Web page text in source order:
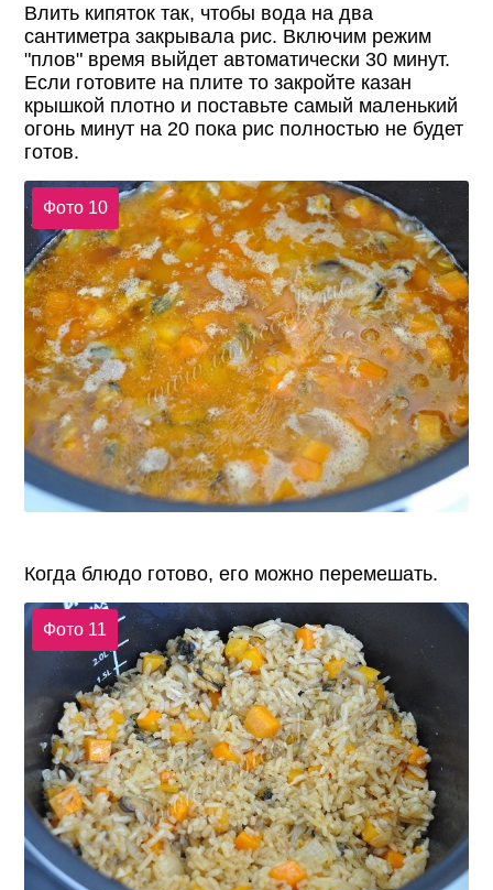
Влить кипяток так, чтобы вода на два
сантиметра закрывала рис. Включим режим
"плов" время выйдет автоматически 30 минут.
Если готовите на плите то закройте казан
крышкой плотно и поставьте самый маленький
огонь минут на 20 пока рис полностью не будет
готов.
Фото 10
Когда блюдо готово, его можно перемешать.
Фото 11